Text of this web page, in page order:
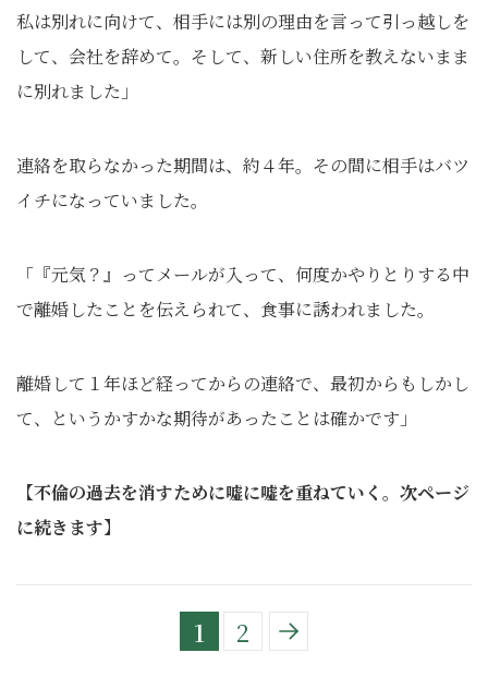
私は別れに向けて、相手には別の理由を言って引っ越しを
して、会社を辞めて。そして、新しい住所を教えないまま
に別れました」
連絡を取らなかった期間は、約４年。その間に相手はバツ
イチになっていました。
「『元気？』ってメールが入って、何度かやりとりする中
で離婚したことを伝えられて、食事に誘われました。
離婚して１年ほど経ってからの連絡で、最初からもしかし
て、というかすかな期待があったことは確かです」
【不倫の過去を消すために嘘に嘘を重ねていく。次ページ
に続きます】
1 2